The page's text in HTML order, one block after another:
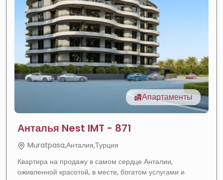
Апартаменты
Анталья Nest IMT - 871
Muratpasa,Анталия,Турция
Квартира на продажу в самом сердце Анталии,
оживленной красотой, в месте, богатом услугами и